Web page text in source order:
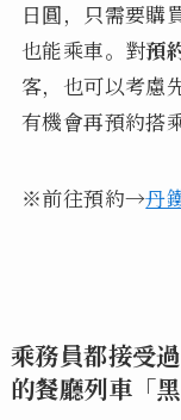
日圓，只需要購
也能乘車。對預
客，也可以考慮
有機會再預約搭
※前往預約→丹
乘務員都接受
的餐廳列車「黑